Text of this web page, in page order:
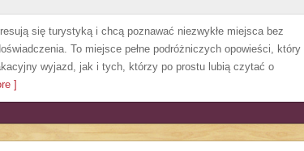
się turystyką i chcą poznawać niezwykłe miejsca bez
To miejsce pełne podróżniczych opowieści, który
wyjazd, jak i tych, którzy po prostu lubią czytać o
]